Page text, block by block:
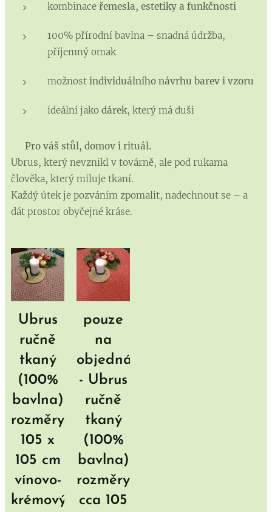
kombinace řemesla, estetiky a funkčnosti
100% přírodní bavlna – snadná údržba,
příjemný omak
možnost individuálního návrhu barev i vzoru
ideální jako dárek, který má duši
Pro váš stůl, domov i rituál.
Ubrus, který nevznikl v továrně, ale pod rukama
člověka, který miluje tkaní.
Každý útek je pozváním zpomalit, nadechnout se – a
dát prostor obyčejné kráse.
Ubrus
ručně
tkaný
(100%
bavlna)
rozměry
105 x
105 cm
vínovo-
krémový
pouze
na
objednávku
- Ubrus
ručně
tkaný
(100%
bavlna)
rozměry
cca 105